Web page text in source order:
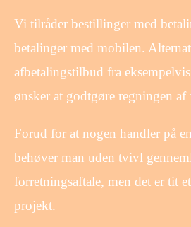
Vi tilråder bestillinger med
betalinger med mobilen.
afbetalingstilbud fra
ønsker at godtgøre regningen af
Forud for at nogen handler på
behøver man uden tvivl
forretningsaftale, men det er tit
projekt.